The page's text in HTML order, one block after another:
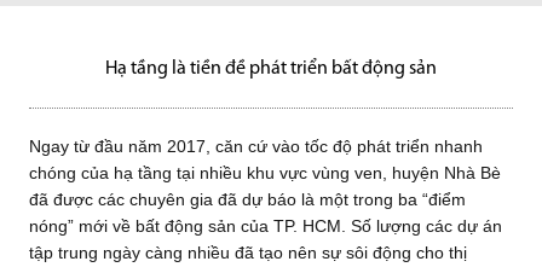
Hạ tầng là tiền đề phát triển bất động sản
Ngay từ đầu năm 2017, căn cứ vào tốc độ phát triển nhanh
chóng của hạ tầng tại nhiều khu vực vùng ven, huyện Nhà Bè
đã được các chuyên gia đã dự báo là một trong ba “điểm
nóng” mới về bất động sản của TP. HCM. Số lượng các dự án
tập trung ngày càng nhiều đã tạo nên sự sôi động cho thị